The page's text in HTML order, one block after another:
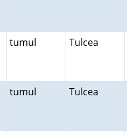
tumul Tulcea
tumul Tulcea